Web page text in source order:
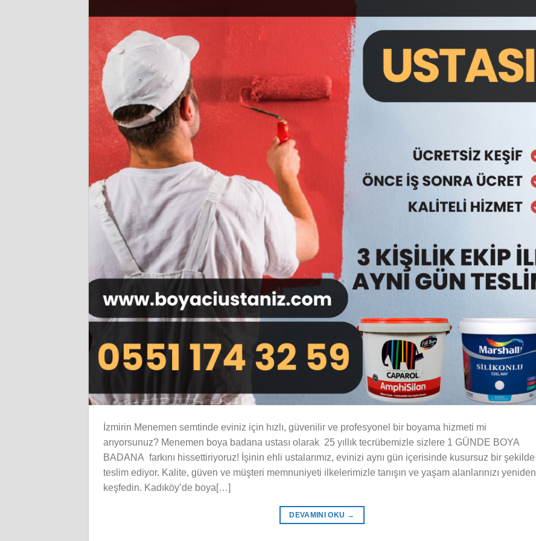
İzmirin Menemen semtinde eviniz için hızlı, güvenilir ve profesyonel bir boyama hizmeti mi
arıyorsunuz? Menemen boya badana ustası olarak 25 yıllık tecrübemizle sizlere 1 GÜNDE BOYA
BADANA farkını hissettiriyoruz! İşinin ehli ustalarımız, evinizi aynı gün içerisinde kusursuz bir şekilde
teslim ediyor. Kalite, güven ve müşteri memnuniyeti ilkelerimizle tanışın ve yaşam alanlarınızı yeniden
keşfedin. Kadıköy’de boya[…]
DEVAMINI OKU →